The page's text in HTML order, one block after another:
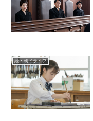
続・朝ドライフ